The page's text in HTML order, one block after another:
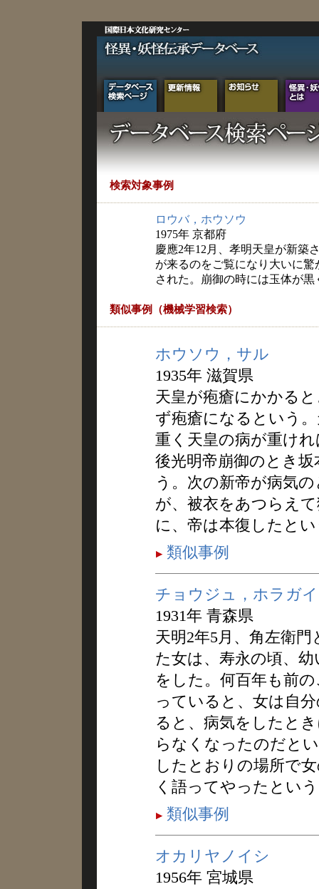
検索対象事例
ロウバ，ホウソウ
1975年 京都府
慶應2年12月、孝明天皇が新築
が来るのをご覧になり大いに
された。崩御の時には玉体が
類似事例（機械学習検索）
ホウソウ，サル
1935年 滋賀県
天皇が疱瘡にかかる
ず疱瘡になるという
重く天皇の病が重け
後光明帝崩御のとき
う。次の新帝が病気
が、被衣をあつらえ
に、帝は本復したと
類似事例
チョウジュ，ホラガイ
1931年 青森県
天明2年5月、角左衛
た女は、寿永の頃、
をした。何百年も前
っていると、女は自
ると、病気をしたと
らなくなったのだと
したとおりの場所で
く語ってやったとい
類似事例
オカリヤノイシ
1956年 宮城県